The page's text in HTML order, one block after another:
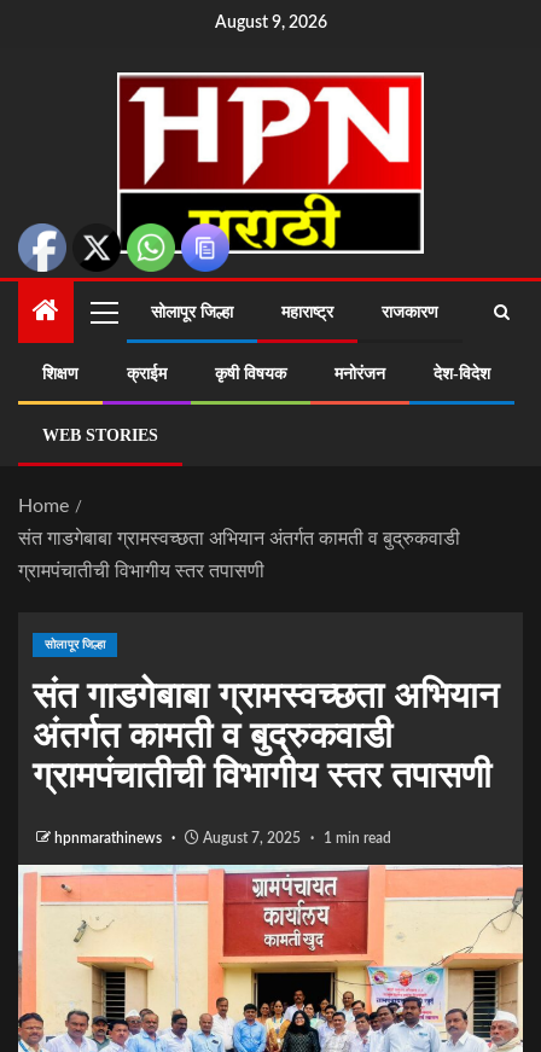
August 9, 2026
सोलापूर जिल्हा महाराष्ट्र राजकारण
शिक्षण क्राईम कृषी विषयक मनोरंजन देश-विदेश
WEB STORIES
Home
संत गाडगेबाबा ग्रामस्वच्छता अभियान अंतर्गत कामती व बुद्रुकवाडी
ग्रामपंचातीची विभागीय स्तर तपासणी
सोलापूर जिल्हा
संत गाडगेबाबा ग्रामस्वच्छता अभियान
अंतर्गत कामती व बुद्रुकवाडी
ग्रामपंचातीची विभागीय स्तर तपासणी
hpnmarathinews August 7, 2025 1 min read